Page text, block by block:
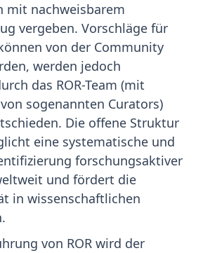
mit nachweisbarem
vergeben. Vorschläge für
von der Community
werden jedoch
das ROR-Team (mit
sogenannten Curators)
Die offene Struktur
eine systematische und
forschungsaktiver
und fördert die
in wissenschaftlichen
von ROR wird der